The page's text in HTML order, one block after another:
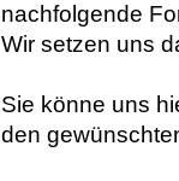
nachfolgende
Wir setzen uns
Sie könne uns
den